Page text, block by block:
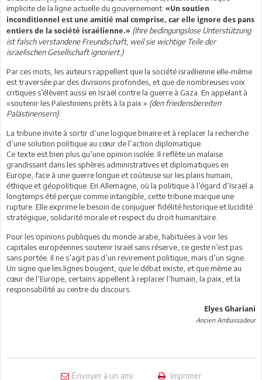
implicite de la ligne actuelle du gouvernement: «Un soutien
inconditionnel est une amitié mal comprise, car elle ignore des pans
entiers de la société israélienne.» (Ihre bedingungslose Unterstützung
ist falsch verstandene Freundschaft, weil sie wichtige Teile der
israelischen Gesellschaft ignoriert.)
Par ces mots, les auteurs rappellent que la société israélienne elle-même
est traversée par des divisions profondes, et que de nombreuses voix
critiques s’élèvent aussi en Israël contre la guerre à Gaza. En appelant à
«soutenir les Palestiniens prêts à la paix » (den friedensbereiten
Palästinensern).
La tribune invite à sortir d’une logique binaire et à replacer la recherche
d’une solution politique au cœur de l’action diplomatique.
Ce texte est bien plus qu’une opinion isolée. Il reflète un malaise
grandissant dans les sphères administratives et diplomatiques en
Europe, face à une guerre longue et coûteuse sur les plans humain,
éthique et géopolitique. En Allemagne, où la politique à l’égard d’Israël a
longtemps été perçue comme intangible, cette tribune marque une
rupture. Elle exprime le besoin de conjuguer fidélité historique et lucidité
stratégique, solidarité morale et respect du droit humanitaire.
Pour les opinions publiques du monde arabe, habituées à voir les
capitales européennes soutenir Israël sans réserve, ce geste n’est pas
sans portée. Il ne s’agit pas d’un revirement politique, mais d’un signe.
Un signe que les lignes bougent, que le débat existe, et que même au
cœur de l’Europe, certains appellent à replacer l’humain, la paix, et la
responsabilité au centre du discours.
Elyes Ghariani
Ancien Ambassadeur
Envoyer à un ami Imprimer